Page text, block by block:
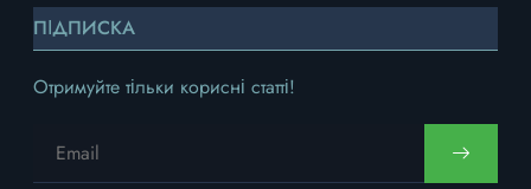
ПІДПИСКА
Отримуйте тільки корисні статті!